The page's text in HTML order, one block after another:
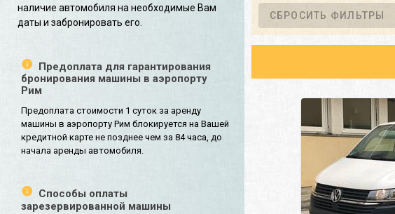
наличие автомобиля на необходимые Вам
даты и забронировать его.
Предоплата для гарантирования
бронирования машины в аэропорту
Рим
Предоплата стоимости 1 суток за аренду
машины в аэропорту Рим блокируется на Вашей
кредитной карте не позднее чем за 84 часа, до
начала аренды автомобиля.
Способы оплаты
зарезервированной машины
СБРОСИТЬ ФИЛЬТРЫ